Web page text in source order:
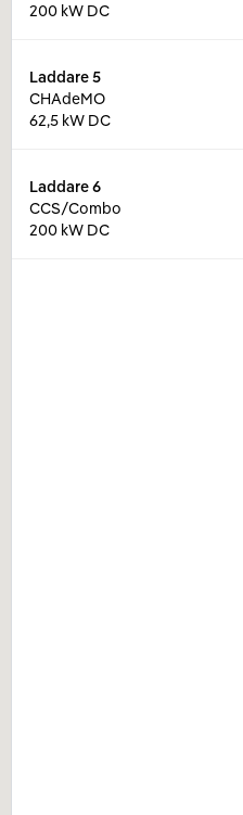
200 kW DC
Laddare5
CHAdeMO
62,5 kW DC
Laddare6
CCS/Combo
200 kW DC